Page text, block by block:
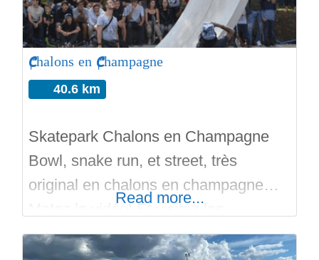
Virages relevés, bosses, transferts,
plateformes, possibilité
Chalons en Champagne
40.6 km
Skatepark Chalons en Champagne
Bowl, snake run, et street, très
original en chalons en champagne…
skatepark alentour!
Read more...